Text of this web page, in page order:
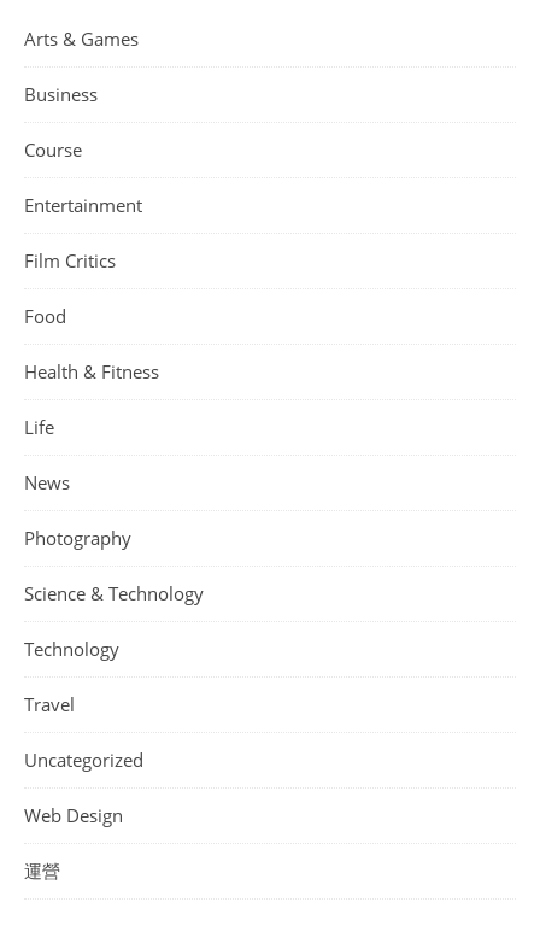
Arts & Games
Business
Course
Entertainment
Film Critics
Food
Health & Fitness
Life
News
Photography
Science & Technology
Technology
Travel
Uncategorized
Web Design
運營